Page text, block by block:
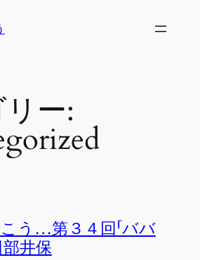
ー:
う…第３４回「ババ
井保